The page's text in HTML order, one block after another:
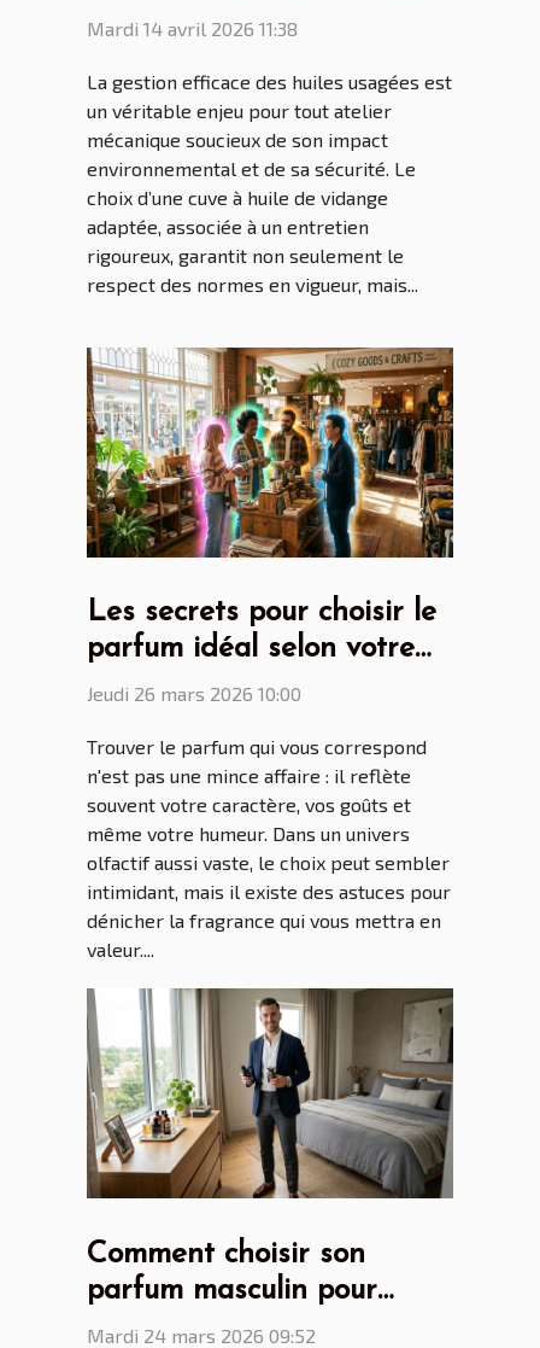
de vidange pour son
Mardi 14 avril 2026 11:38
La gestion efficace des huiles usagées est
un véritable enjeu pour tout atelier
mécanique soucieux de son impact
environnemental et de sa sécurité. Le
choix d’une cuve à huile de vidange
adaptée, associée à un entretien
rigoureux, garantit non seulement le
respect des normes en vigueur, mais...
Les secrets pour choisir le
parfum idéal selon votre
personnalité
Jeudi 26 mars 2026 10:00
Trouver le parfum qui vous correspond
n'est pas une mince affaire : il reflète
souvent votre caractère, vos goûts et
même votre humeur. Dans un univers
olfactif aussi vaste, le choix peut sembler
intimidant, mais il existe des astuces pour
dénicher la fragrance qui vous mettra en
valeur....
Comment choisir son
parfum masculin pour
chaque occasion ?
Mardi 24 mars 2026 09:52